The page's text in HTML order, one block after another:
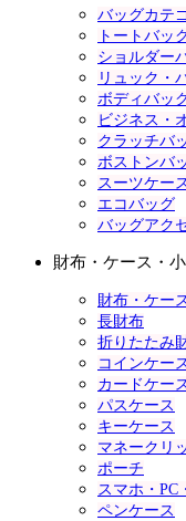
バッグカテ
トートバッ
ショルダー
リュック・
ボディバッ
ビジネス・
クラッチバ
ボストンバ
スーツケー
エコバッグ
バッグアク
財布・ケース・
財布・ケー
長財布
折りたたみ
コインケー
カードケー
パスケース
キーケース
マネークリ
ポーチ
スマホ・PC
ペンケース